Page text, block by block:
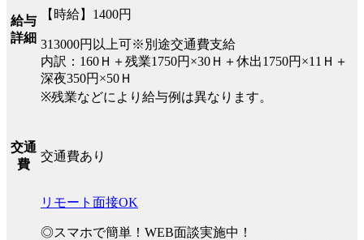
給与
詳細
【時給】1400円
313000円以上可※別途交通費支給
内訳：160Ｈ＋残業1750円×30Ｈ＋休出1750円×11Ｈ＋
深夜350円×50Ｈ
※残業などにより給与例は異なります。
交通
費
交通費あり
リモート面接OK
◎スマホで簡単！WEB面談実施中！